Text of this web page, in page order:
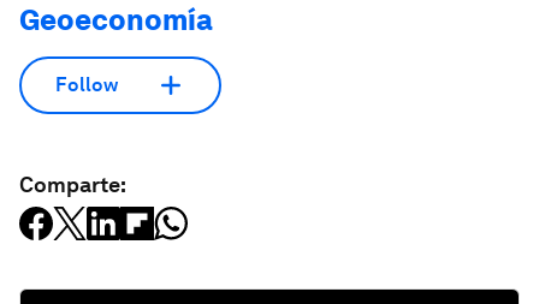
Geoeconomía
Follow
Comparte: